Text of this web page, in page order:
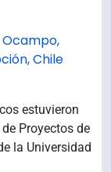
Ocampo,
Chile
estuvieron
Proyectos de
la Universidad